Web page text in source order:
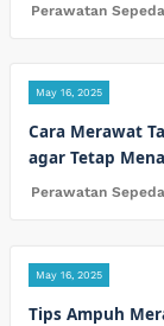
Perawatan Sepeda
May 16, 2025
Cara Merawat
agar Tetap
Perawatan Sepeda
May 16, 2025
Tips Ampuh